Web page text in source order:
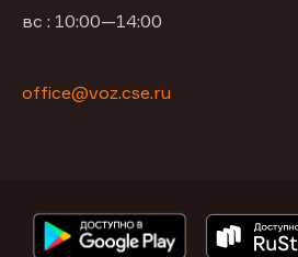
вс : 10:00—14:00
office@voz.cse.ru